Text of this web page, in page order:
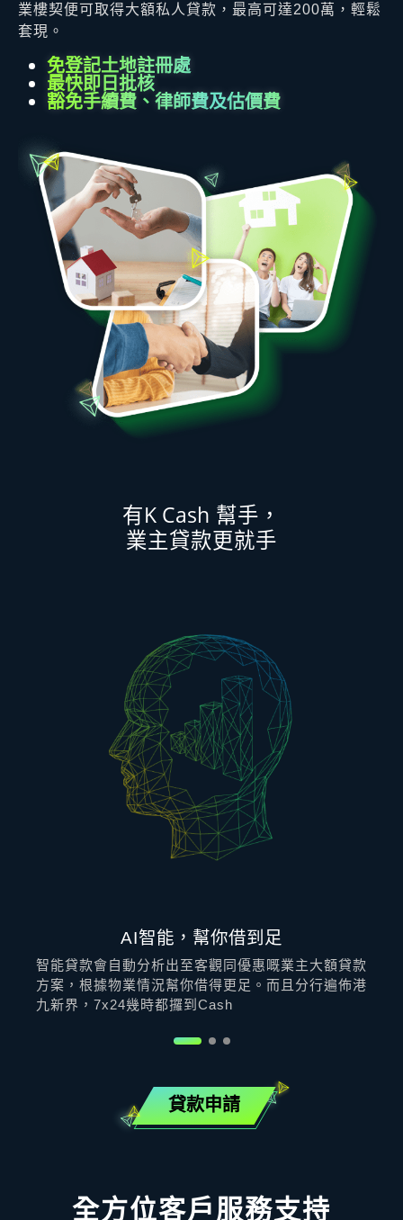
業樓契便可取得大額私人貸款，最高可達200萬，輕鬆
套現。
免登記土地註冊處
最快即日批核
豁免手續費、律師費及估價費
有K Cash 幫手，
業主貸款更就手
AI智能，幫你借到足
智能貸款會自動分析出至客觀同優惠嘅業主大額貸款
方案，根據物業情況幫你借得更足。而且分行遍佈港
九新界，7x24幾時都攞到Cash
貸款申請
全方位客戶服務支持